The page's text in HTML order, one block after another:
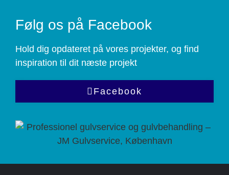
Følg os på Facebook
Hold dig opdateret på vores projekter, og find
inspiration til dit næste projekt
Facebook